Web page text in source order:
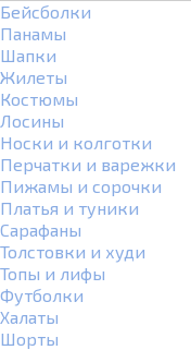
Бейсболки
Панамы
Шапки
Жилеты
Костюмы
Лосины
Носки и колготки
Перчатки и варежки
Пижамы и сорочки
Платья и туники
Сарафаны
Толстовки и худи
Топы и лифы
Футболки
Халаты
Шорты